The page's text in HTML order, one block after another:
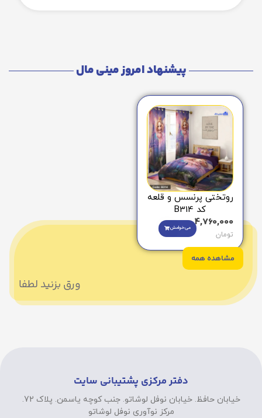
پیشنهاد امروز مینی مال
روتختی پرنسس و قلعه
کد B314
4,760,000
تومان
می‌خوامش
مشاهده همه
ورق بزنید لطفا
دفتر مرکزی پشتیبانی سایت
خیابان حافظ. خیابان نوفل لوشاتو. جنب کوچه یاسمن. پلاک 72.
مرکز نوآوری نوفل لوشاتو